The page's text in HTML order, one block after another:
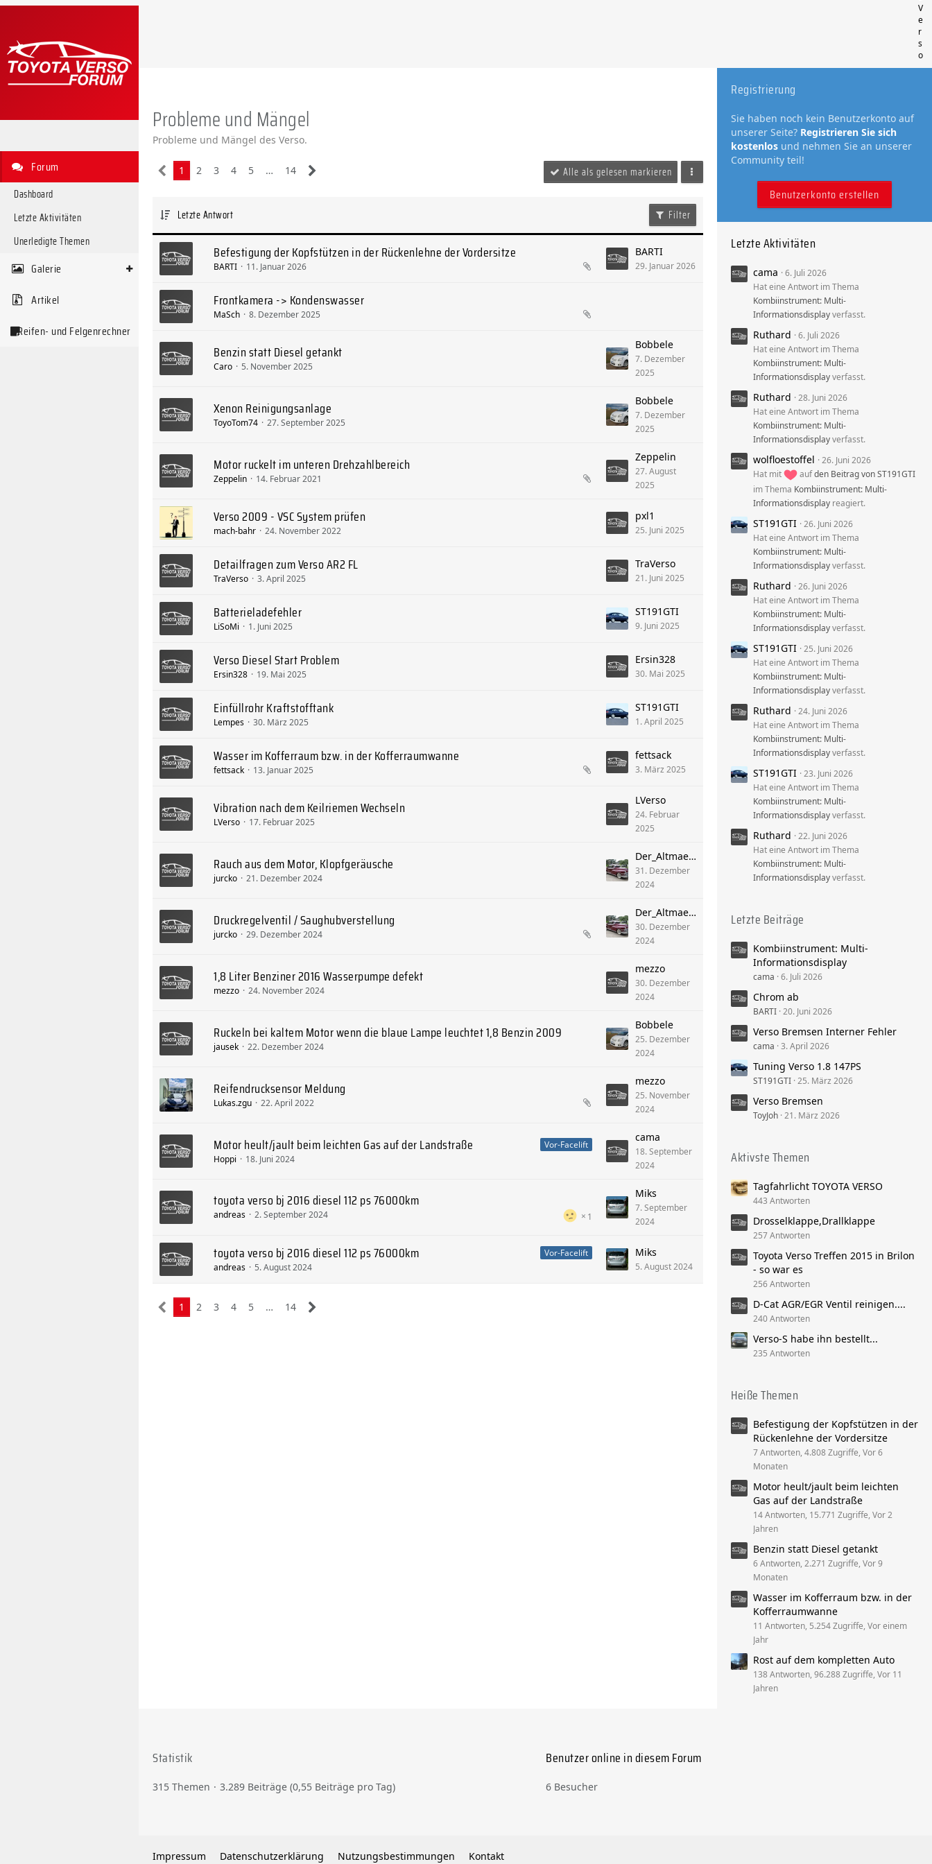
V
e
r
s
o
Forum
Dashboard
Letzte Aktivitäten
Unerledigte Themen
Galerie
Artikel
Reifen- und Felgenrechner
Probleme und Mängel
Probleme und Mängel des Verso.
1 2 3 4 5 … 14 Alle als gelesen markieren
Letzte Antwort Filter
Befestigung der Kopfstützen in der Rückenlehne der Vordersitze
BARTI 11. Januar 2026
BARTI
29. Januar 2026
Frontkamera -> Kondenswasser
MaSch 8. Dezember 2025
Benzin statt Diesel getankt
Caro 5. November 2025
Bobbele
7. Dezember
2025
Xenon Reinigungsanlage
ToyoTom74 27. September 2025
Bobbele
7. Dezember
2025
Motor ruckelt im unteren Drehzahlbereich
Zeppelin 14. Februar 2021
Zeppelin
27. August
2025
Verso 2009 - VSC System prüfen
mach-bahr 24. November 2022
pxl1
25. Juni 2025
Detailfragen zum Verso AR2 FL
TraVerso 3. April 2025
TraVerso
21. Juni 2025
Batterieladefehler
LiSoMi 1. Juni 2025
ST191GTI
9. Juni 2025
Verso Diesel Start Problem
Ersin328 19. Mai 2025
Ersin328
30. Mai 2025
Einfüllrohr Kraftstofftank
Lempes 30. März 2025
ST191GTI
1. April 2025
Wasser im Kofferraum bzw. in der Kofferraumwanne
fettsack 13. Januar 2025
fettsack
3. März 2025
Vibration nach dem Keilriemen Wechseln
LVerso 17. Februar 2025
LVerso
24. Februar
2025
Rauch aus dem Motor, Klopfgeräusche
jurcko 21. Dezember 2024
Der_Altmaerker
31. Dezember
2024
Druckregelventil / Saughubverstellung
jurcko 29. Dezember 2024
Der_Altmaerker
30. Dezember
2024
1,8 Liter Benziner 2016 Wasserpumpe defekt
mezzo 24. November 2024
mezzo
30. Dezember
2024
Ruckeln bei kaltem Motor wenn die blaue Lampe leuchtet 1,8 Benzin 2009
jausek 22. Dezember 2024
Bobbele
25. Dezember
2024
Reifendrucksensor Meldung
Lukas.zgu 22. April 2022
mezzo
25. November
2024
Vor-Facelift
Motor heult/jault beim leichten Gas auf der Landstraße
Hoppi 18. Juni 2024
cama
18. September
2024
toyota verso bj 2016 diesel 112 ps 76000km
1
andreas 2. September 2024
Miks
7. September
2024
Vor-Facelift
toyota verso bj 2016 diesel 112 ps 76000km
andreas 5. August 2024
Miks
5. August 2024
1 2 3 4 5 … 14
Registrierung
Sie haben noch kein Benutzerkonto auf
unserer Seite? Registrieren Sie sich
kostenlos und nehmen Sie an unserer
Community teil!
Benutzerkonto erstellen
Letzte Aktivitäten
cama
6. Juli 2026
Hat eine Antwort im Thema
Kombiinstrument: Multi-
Informationsdisplayverfasst.
Ruthard
6. Juli 2026
Hat eine Antwort im Thema
Kombiinstrument: Multi-
Informationsdisplayverfasst.
Ruthard
28. Juni 2026
Hat eine Antwort im Thema
Kombiinstrument: Multi-
Informationsdisplayverfasst.
wolfloestoffel
26. Juni 2026
Hat mit
aufden Beitrag vonST191GTI
im Thema Kombiinstrument: Multi-
Informationsdisplay reagiert.
ST191GTI 26. Juni 2026
Hat eine Antwort im Thema
Kombiinstrument: Multi-
Informationsdisplayverfasst.
Ruthard
26. Juni 2026
Hat eine Antwort im Thema
Kombiinstrument: Multi-
Informationsdisplayverfasst.
ST191GTI 25. Juni 2026
Hat eine Antwort im Thema
Kombiinstrument: Multi-
Informationsdisplayverfasst.
Ruthard
24. Juni 2026
Hat eine Antwort im Thema
Kombiinstrument: Multi-
Informationsdisplayverfasst.
ST191GTI 23. Juni 2026
Hat eine Antwort im Thema
Kombiinstrument: Multi-
Informationsdisplayverfasst.
Ruthard
22. Juni 2026
Hat eine Antwort im Thema
Kombiinstrument: Multi-
Informationsdisplayverfasst.
Letzte Beiträge
Kombiinstrument: Multi-
Informationsdisplay
cama 6. Juli 2026
Chrom ab
BARTI 20. Juni 2026
Verso Bremsen Interner Fehler
cama 3. April 2026
Tuning Verso 1.8 147PS
ST191GTI 25. März 2026
Verso Bremsen
ToyJoh 21. März 2026
Aktivste Themen
Tagfahrlicht TOYOTA VERSO
443 Antworten
Drosselklappe,Drallklappe
257 Antworten
Toyota Verso Treffen 2015 in Brilon
- so war es
256 Antworten
D-Cat AGR/EGR Ventil reinigen....
240 Antworten
Verso-S habe ihn bestellt...
235 Antworten
Heiße Themen
Befestigung der Kopfstützen in der
Rückenlehne der Vordersitze
7 Antworten, 4.808 Zugriffe, Vor 6
Monaten
Motor heult/jault beim leichten
Gas auf der Landstraße
14 Antworten, 15.771 Zugriffe, Vor 2
Jahren
Benzin statt Diesel getankt
6 Antworten, 2.271 Zugriffe, Vor 9
Monaten
Wasser im Kofferraum bzw. in der
Kofferraumwanne
11 Antworten, 5.254 Zugriffe, Vor einem
Jahr
Rost auf dem kompletten Auto
138 Antworten, 96.288 Zugriffe, Vor 11
Jahren
Statistik
315 Themen 3.289 Beiträge (0,55 Beiträge pro Tag)
Benutzer online in diesem Forum
6 Besucher
Impressum Datenschutzerklärung Nutzungsbestimmungen Kontakt